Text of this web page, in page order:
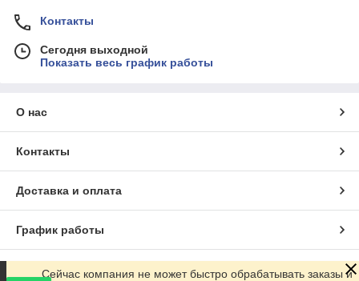
Контакты
Сегодня выходной
Показать весь график работы
О нас
Контакты
Доставка и оплата
График работы
Полная версия сайта
Сейчас компания не может быстро обрабатывать заказы и